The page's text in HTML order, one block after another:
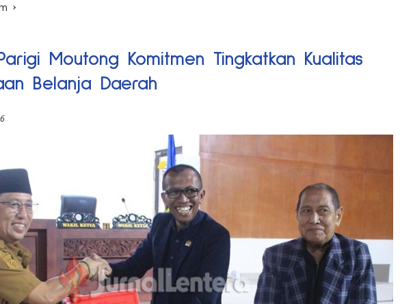
Moutong Komitmen Tingkatkan Kualitas
Belanja Daerah